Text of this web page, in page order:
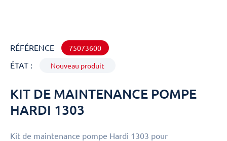
RÉFÉRENCE 75073600
ÉTAT : Nouveau produit
KIT DE MAINTENANCE POMPE
HARDI 1303
Kit de maintenance pompe Hardi 1303 pour